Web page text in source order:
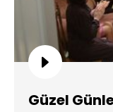
Güzel